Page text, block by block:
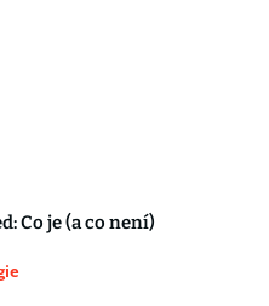
Co je (a co není)